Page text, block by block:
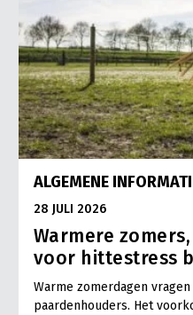
ALGEMENE
28 JULI 2026
Warmere
voor hittestress
Warme zomerdagen
paardenhouders. Het